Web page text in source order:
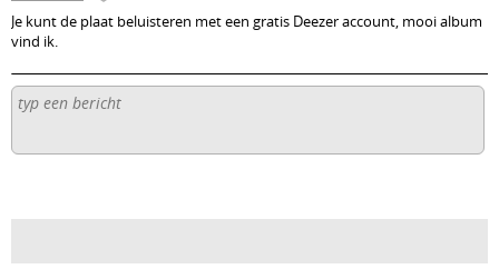
Je kunt de plaat beluisteren met een gratis Deezer account, mooi album
vind ik.